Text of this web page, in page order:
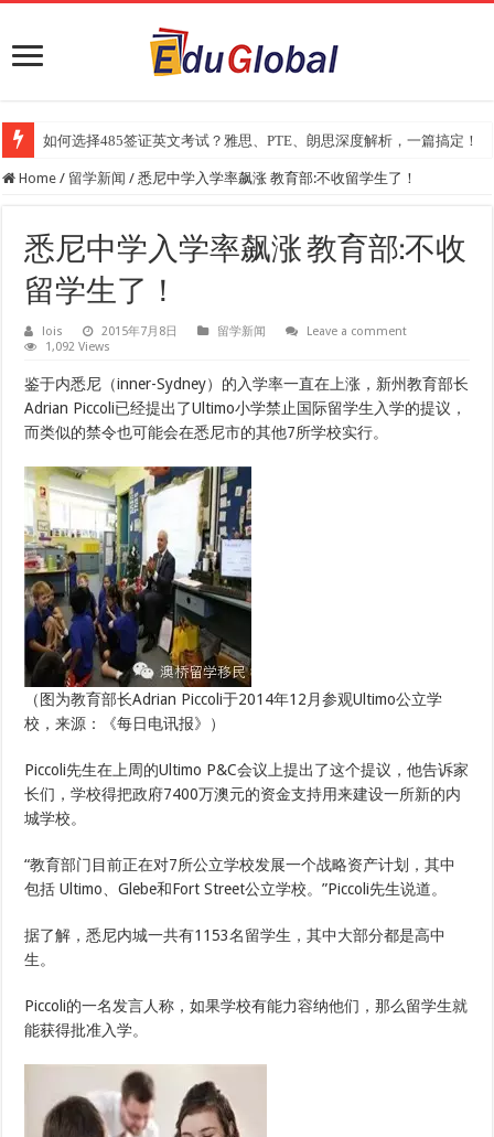
如何选择485签证英文考试？雅思、PTE、朗思深度解析，一篇搞定！
Home / 留学新闻 / 悉尼中学入学率飙涨 教育部:不收留学生了！
悉尼中学入学率飙涨 教育部:不收
留学生了！
lois 2015年7月8日 留学新闻
Leave a comment
1,092 Views
鉴于内悉尼（inner-Sydney）的入学率一直在上涨，新州教育部长
Adrian Piccoli已经提出了Ultimo小学禁止国际留学生入学的提议，
而类似的禁令也可能会在悉尼市的其他7所学校实行。
（图为教育部长Adrian Piccoli于2014年12月参观Ultimo公立学
校，来源：《每日电讯报》）
Piccoli先生在上周的Ultimo P&C会议上提出了这个提议，他告诉家
长们，学校得把政府7400万澳元的资金支持用来建设一所新的内
城学校。
“教育部门目前正在对7所公立学校发展一个战略资产计划，其中
包括 Ultimo、Glebe和Fort Street公立学校。”Piccoli先生说道。
据了解，悉尼内城一共有1153名留学生，其中大部分都是高中
生。
Piccoli的一名发言人称，如果学校有能力容纳他们，那么留学生就
能获得批准入学。